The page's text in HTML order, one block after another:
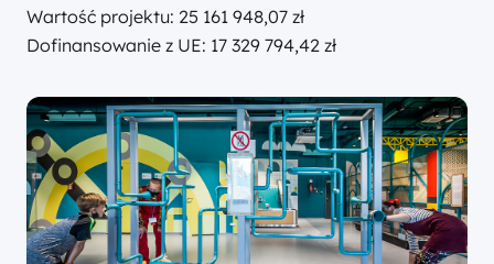
Wartość projektu: 25 161 948,07 zł
Dofinansowanie z UE: 17 329 794,42 zł